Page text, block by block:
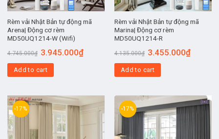
Rèm vải Nhật Bản tự động mã
Arena| Động cơ rèm
MD50UQ1214-W (Wifi)
4.745.000₫ 3.945.000₫
Add to cart
Rèm vải Nhật Bản tự động mã
Marina| Động cơ rèm
MD50UQ1214-R
4.135.000₫ 3.455.000₫
Add to cart
-17% -17%